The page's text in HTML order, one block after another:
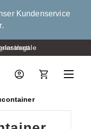
Kundenservice